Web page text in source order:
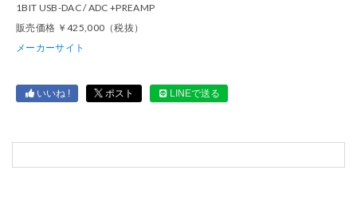
1BIT USB-DAC / ADC +PREAMP
販売価格 ￥425,000（税抜）
メーカーサイト
いいね ! ポスト LINEで送る